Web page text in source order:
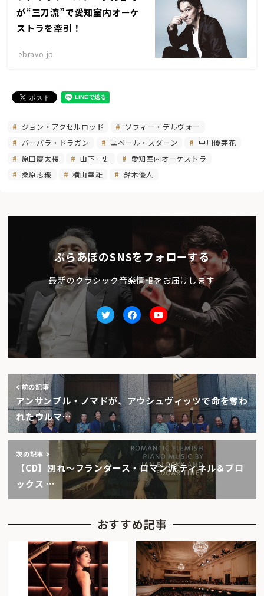
が“三刀流”で愛知室内オーケ
ストラを牽引！
ebravo.jp
ジョン・アクセルロッド
ソフィー・デルヴォー
バーバラ・ドラガン
ユベール・スダーン
中川優芽花
原田慶太楼
山下一史
愛知室内オーケストラ
桑原志織
横山幸雄 鈴木優人
ぶらあぼのSNSをフォローする
最新のクラシック音楽情報をお届けします
TwitterfacebookYoutube
前の記事
アンサンブル・ノマドが、アウシュヴィッツで命を奪わ
れたウルマ…
次の記事
【CD】別れ〜フランダース・ロマン派 ティネル＆ブロ
ックス …
おすすめ記事